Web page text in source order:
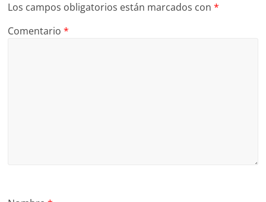
Los campos obligatorios están marcados con*
Comentario*